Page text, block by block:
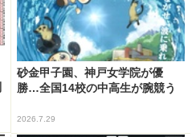
砂金甲子園、神戸女学院が優
勝…全国14校の中高生が腕競う
2026.7.29